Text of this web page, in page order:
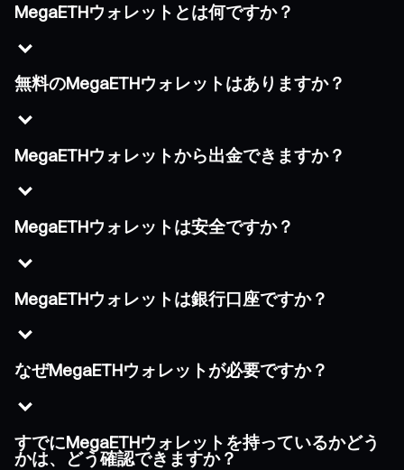
MegaETHウォレットとは何ですか？
無料のMegaETHウォレットはありますか？
MegaETHウォレットから出金できますか？
MegaETHウォレットは安全ですか？
MegaETHウォレットは銀行口座ですか？
なぜMegaETHウォレットが必要ですか？
すでにMegaETHウォレットを持っているかどう
かは、どう確認できますか？